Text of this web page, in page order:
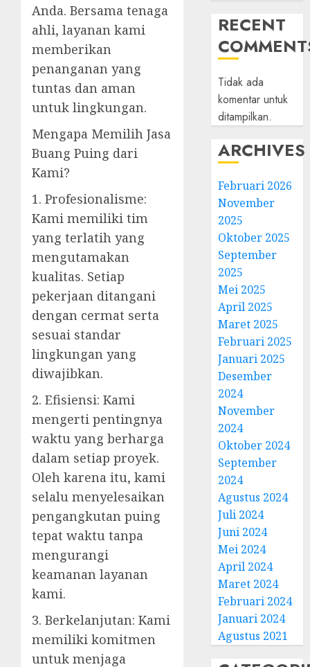
Anda. Bersama tenaga
ahli, layanan kami
memberikan
penanganan yang
tuntas dan aman
untuk lingkungan.
Mengapa Memilih Jasa
Buang Puing dari
Kami?
1. Profesionalisme:
Kami memiliki tim
yang terlatih yang
mengutamakan
kualitas. Setiap
pekerjaan ditangani
dengan cermat serta
sesuai standar
lingkungan yang
diwajibkan.
2. Efisiensi: Kami
mengerti pentingnya
waktu yang berharga
dalam setiap proyek.
Oleh karena itu, kami
selalu menyelesaikan
pengangkutan puing
tepat waktu tanpa
mengurangi
keamanan layanan
kami.
3. Berkelanjutan: Kami
memiliki komitmen
untuk menjaga
RECENT
Tidak ada
komentar untuk
ditampilkan.
ARCHIVES
Februari 2026
November
2025
Oktober 2025
September
2025
Mei 2025
April 2025
Maret 2025
Februari 2025
Januari 2025
Desember
2024
November
2024
Oktober 2024
September
2024
Agustus 2024
Juli 2024
Juni 2024
Mei 2024
April 2024
Maret 2024
Februari 2024
Januari 2024
Agustus 2021